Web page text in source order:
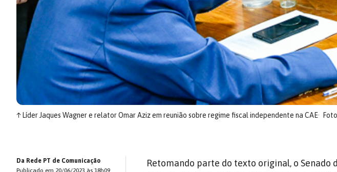
↑Líder Jaques Wagner e relator Omar Aziz em reunião sobre regime fiscal independente na CAE
Da Rede PT de Comunicação
Retomando parte do texto original, o